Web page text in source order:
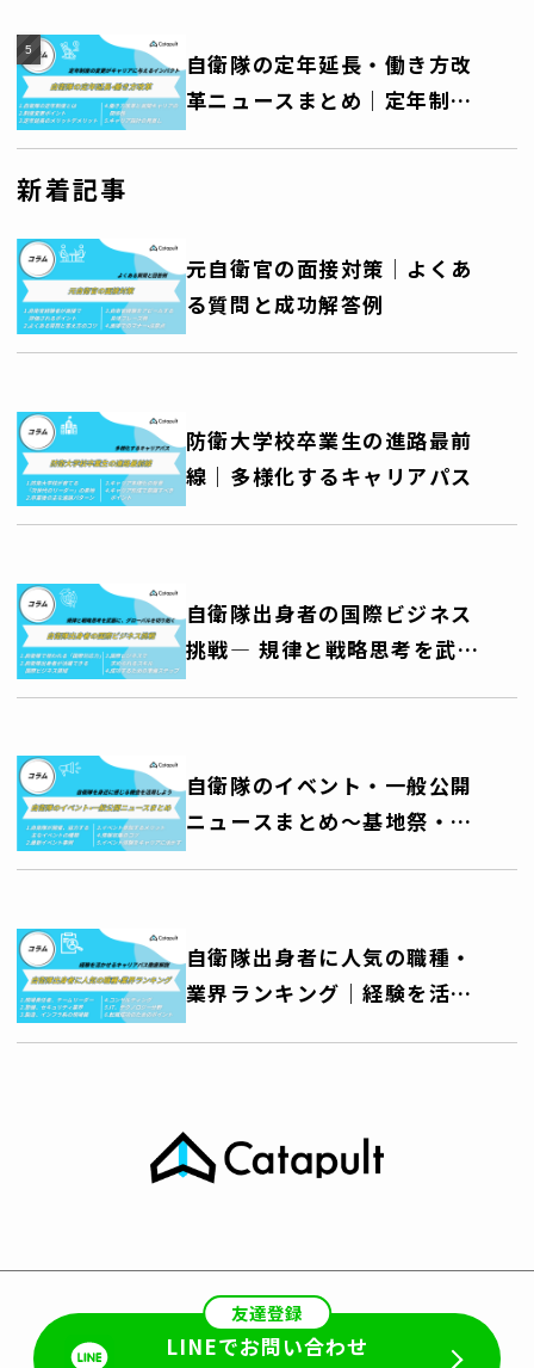
自衛隊の定年延長・働き方改
革ニュースまとめ｜定年制度
の変更がキャリアに与えるイ
新着記事
元自衛官の面接対策│よくあ
る質問と成功解答例
防衛大学校卒業生の進路最前
線｜多様化するキャリアパス
自衛隊出身者の国際ビジネス
挑戦― 規律と戦略思考を武器
に、グローバルキャリアを切
自衛隊のイベント・一般公開
ニュースまとめ～基地祭・艦
艇公開・訓練公開・音楽祭な
自衛隊出身者に人気の職種・
業界ランキング｜経験を活か
せるキャリアパス徹底解説
友達登録
LINEでお問い合わせ